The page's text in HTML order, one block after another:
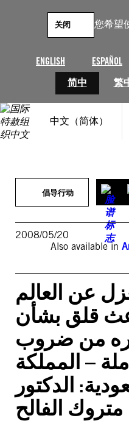
您希望
ENGLISH ESPAÑOL
简中
繁
关闭
中文（简体）
倡导行动
2008/05/20
Also available in
عن العالم
قلق بشأن
من ضروب
– المملكة
الدكتور
متروك الفالح